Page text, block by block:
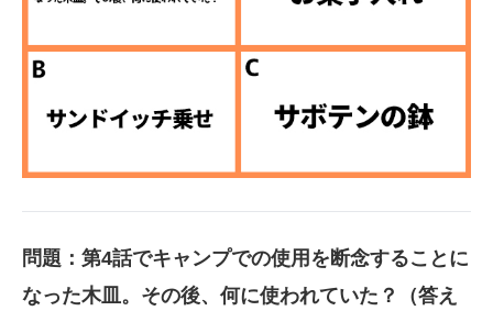
問題：第4話でキャンプでの使用を断念することに
なった木皿。その後、何に使われていた？（答え